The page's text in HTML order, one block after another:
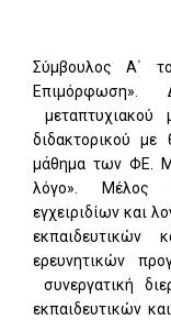
Σύμβουλος Α΄
Επιμόρφωση».
διδακτορικού με
μάθημα των ΦΕ.
λόγο». Μέλος
εγχειριδίων και
εκπαιδευτικών
ερευνητικών
συνεργατική
εκπαιδευτικών